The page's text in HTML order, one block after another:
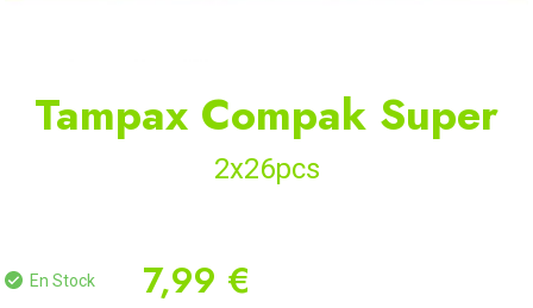
Tampax Compak Super
2x26pcs
En Stock 7,99 €